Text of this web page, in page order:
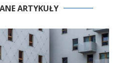
ARTYKUŁY